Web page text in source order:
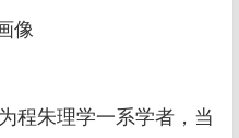
像
程朱理学一系学者，当